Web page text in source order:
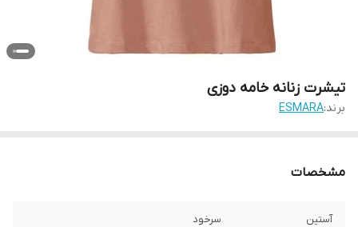
تیشرت زنانه خامه دوزی
برند:ESMARA
مشخصات
آستین سرخود